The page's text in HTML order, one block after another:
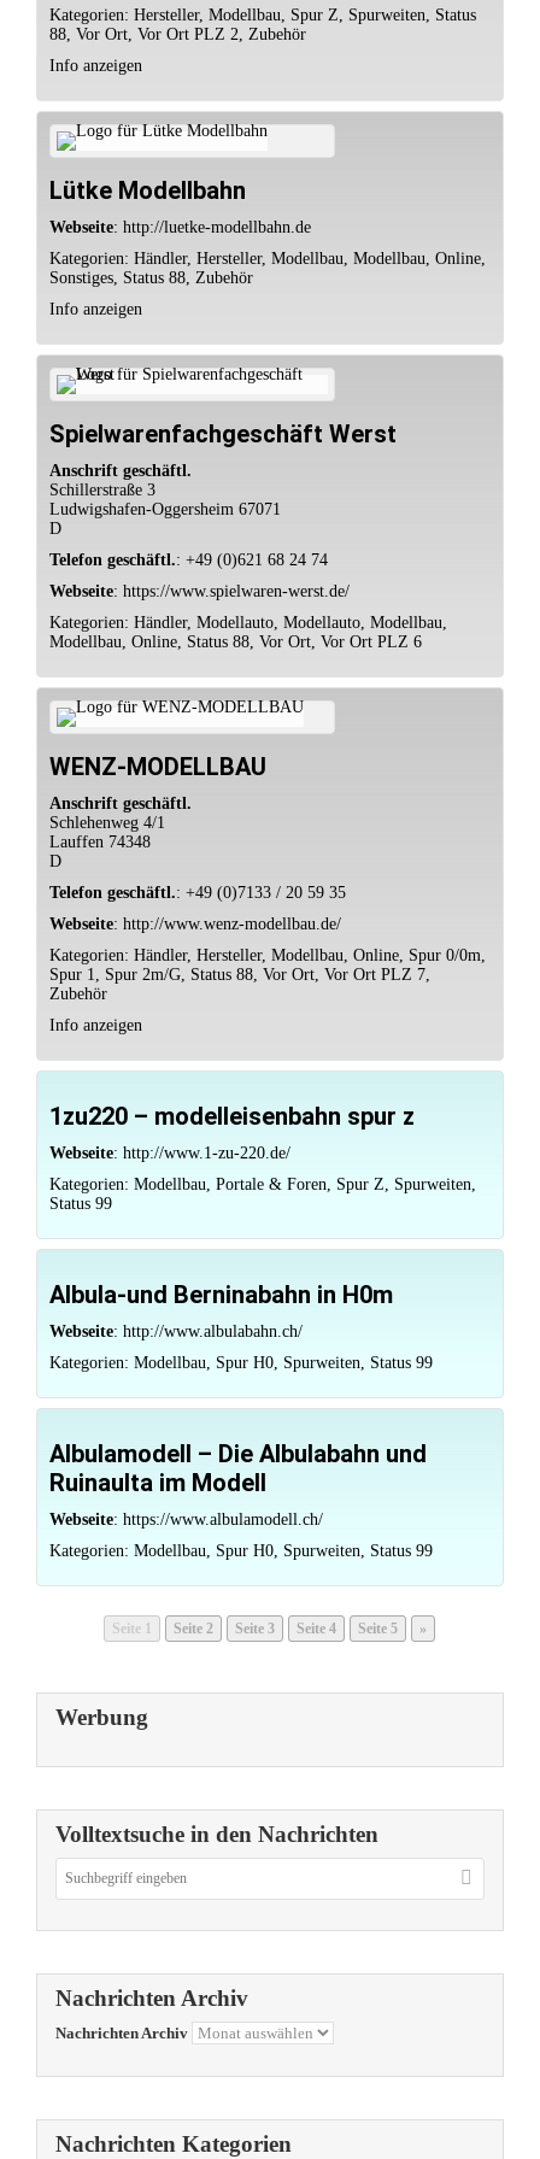
Kategorien: Hersteller, Modellbau, Spur Z, Spurweiten, Status
88, Vor Ort, Vor Ort PLZ 2, Zubehör
Info anzeigen
Lütke Modellbahn
Webseite: http://luetke-modellbahn.de
Kategorien: Händler, Hersteller, Modellbau, Modellbau, Online,
Sonstiges, Status 88, Zubehör
Info anzeigen
Spielwarenfachgeschäft Werst
Anschrift geschäftl.
Schillerstraße 3
Ludwigshafen-Oggersheim 67071
D
Telefon geschäftl.: +49 (0)621 68 24 74
Webseite: https://www.spielwaren-werst.de/
Kategorien: Händler, Modellauto, Modellauto, Modellbau,
Modellbau, Online, Status 88, Vor Ort, Vor Ort PLZ 6
WENZ-MODELLBAU
Anschrift geschäftl.
Schlehenweg 4/1
Lauffen 74348
D
Telefon geschäftl.: +49 (0)7133 / 20 59 35
Webseite: http://www.wenz-modellbau.de/
Kategorien: Händler, Hersteller, Modellbau, Online, Spur 0/0m,
Spur 1, Spur 2m/G, Status 88, Vor Ort, Vor Ort PLZ 7,
Zubehör
Info anzeigen
1zu220 – modelleisenbahn spur z
Webseite: http://www.1-zu-220.de/
Kategorien: Modellbau, Portale & Foren, Spur Z, Spurweiten,
Status 99
Albula-und Berninabahn in H0m
Webseite: http://www.albulabahn.ch/
Kategorien: Modellbau, Spur H0, Spurweiten, Status 99
Albulamodell – Die Albulabahn und
Ruinaulta im Modell
Webseite: https://www.albulamodell.ch/
Kategorien: Modellbau, Spur H0, Spurweiten, Status 99
Seite Seite 2 Seite 3 Seite 4 Seite 5 »
Werbung
Volltextsuche in den Nachrichten
Nachrichten Archiv
Nachrichten Archiv
Nachrichten Kategorien